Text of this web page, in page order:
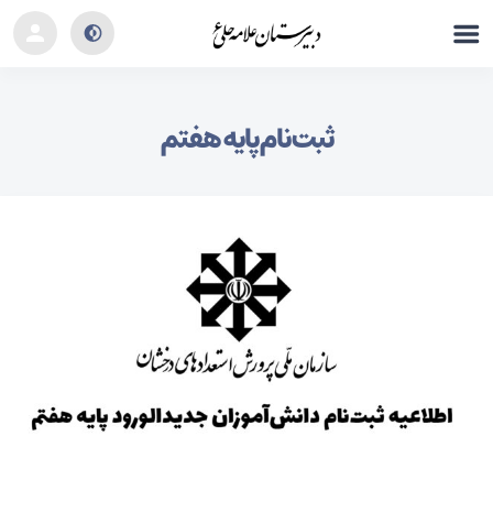
ثبت نام پایه هفتم